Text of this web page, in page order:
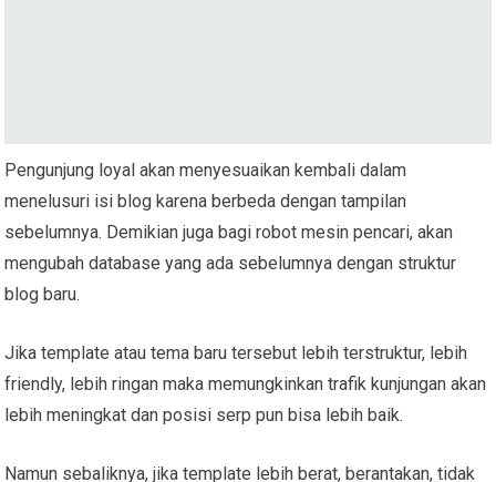
Pengunjung loyal akan menyesuaikan kembali dalam
menelusuri isi blog karena berbeda dengan tampilan
sebelumnya. Demikian juga bagi robot mesin pencari, akan
mengubah database yang ada sebelumnya dengan struktur
blog baru.
Jika template atau tema baru tersebut lebih terstruktur, lebih
friendly, lebih ringan maka memungkinkan trafik kunjungan akan
lebih meningkat dan posisi serp pun bisa lebih baik.
Namun sebaliknya, jika template lebih berat, berantakan, tidak